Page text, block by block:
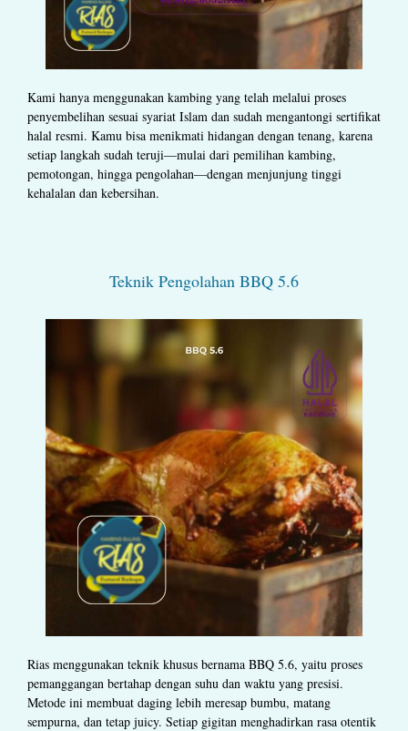
Kami hanya menggunakan kambing yang telah melalui proses
penyembelihan sesuai syariat Islam dan sudah mengantongi sertifikat
halal resmi. Kamu bisa menikmati hidangan dengan tenang, karena
setiap langkah sudah teruji—mulai dari pemilihan kambing,
pemotongan, hingga pengolahan—dengan menjunjung tinggi
kehalalan dan kebersihan.
Teknik Pengolahan BBQ 5.6
Rias menggunakan teknik khusus bernama BBQ 5.6, yaitu proses
pemanggangan bertahap dengan suhu dan waktu yang presisi.
Metode ini membuat daging lebih meresap bumbu, matang
sempurna, dan tetap juicy. Setiap gigitan menghadirkan rasa otentik